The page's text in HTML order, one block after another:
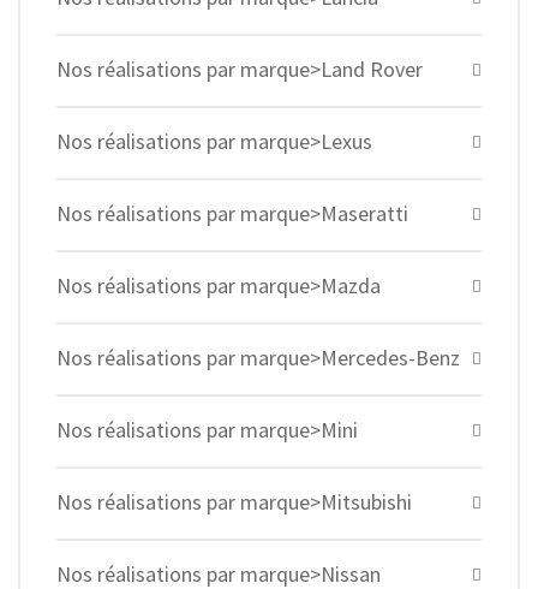
Nos réalisations par marque>Land Rover
Nos réalisations par marque>Lexus
Nos réalisations par marque>Maseratti
Nos réalisations par marque>Mazda
Nos réalisations par marque>Mercedes-Benz
Nos réalisations par marque>Mini
Nos réalisations par marque>Mitsubishi
Nos réalisations par marque>Nissan